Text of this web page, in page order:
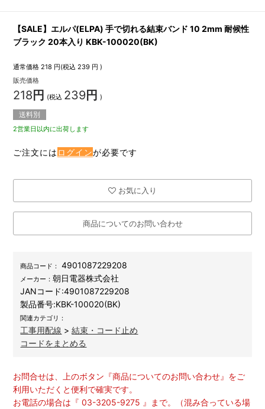
【SALE】エルパ(ELPA) 手で切れる結束バンド 10 2mm 耐候性
ブラック 20本入り KBK-100020(BK)
通常価格 218 円(税込 239 円 )
販売価格
218 円 (税込 239円 )
送料別
2営業日以内に出荷します
ご注文には ログインが必要です
お気に入り
商品についてのお問い合わせ
商品コード： 4901087229208
メーカー：朝日電器株式会社
JANコード:4901087229208
製品番号:KBK-100020(BK)
関連カテゴリ：
工事用配線 >結束・コード止め
コードをまとめる
お問合せは、上のボタン『商品についてのお問い合わせ』をご
利用いただくと便利で確実です。
お電話の場合は『 03-3205-9275 』まで。（混み合っている場